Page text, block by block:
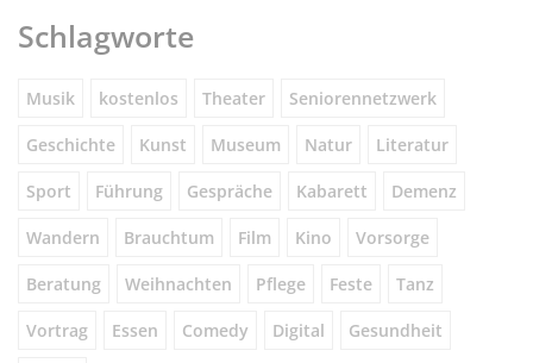
Schlagworte
Musik kostenlos Theater Seniorennetzwerk
Geschichte Kunst Museum Natur Literatur
Sport Führung Gespräche Kabarett Demenz
Wandern Brauchtum Film Kino Vorsorge
Beratung Weihnachten Pflege Feste Tanz
Vortrag Essen Comedy Digital Gesundheit